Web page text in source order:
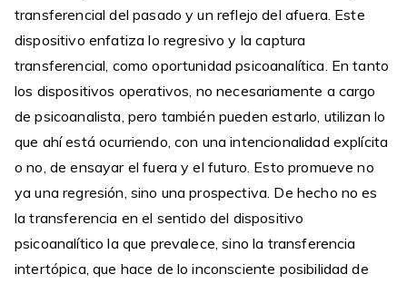
transferencial del pasado y un reflejo del afuera. Este
dispositivo enfatiza lo regresivo y la captura
transferencial, como oportunidad psicoanalítica. En tanto
los dispositivos operativos, no necesariamente a cargo
de psicoanalista, pero también pueden estarlo, utilizan lo
que ahí está ocurriendo, con una intencionalidad explícita
o no, de ensayar el fuera y el futuro. Esto promueve no
ya una regresión, sino una prospectiva. De hecho no es
la transferencia en el sentido del dispositivo
psicoanalítico la que prevalece, sino la transferencia
intertópica, que hace de lo inconsciente posibilidad de